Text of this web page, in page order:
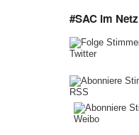
#SAC im Netz